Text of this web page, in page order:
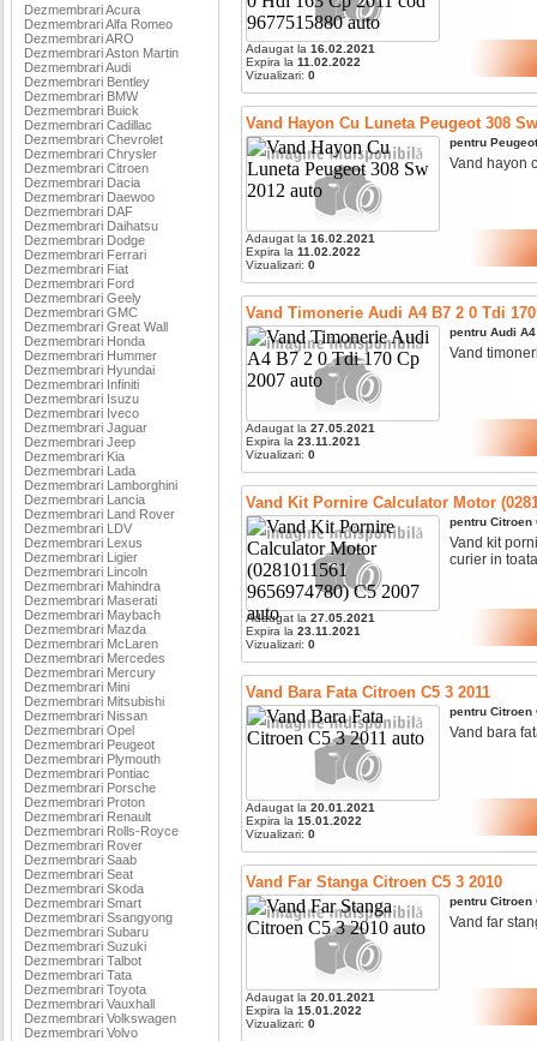
Dezmembrari Acura
Dezmembrari Alfa Romeo
Dezmembrari ARO
Dezmembrari Aston Martin
Dezmembrari Audi
Dezmembrari Bentley
Dezmembrari BMW
Dezmembrari Buick
Dezmembrari Cadillac
Dezmembrari Chevrolet
Dezmembrari Chrysler
Dezmembrari Citroen
Dezmembrari Dacia
Dezmembrari Daewoo
Dezmembrari DAF
Dezmembrari Daihatsu
Dezmembrari Dodge
Dezmembrari Ferrari
Dezmembrari Fiat
Dezmembrari Ford
Dezmembrari Geely
Dezmembrari GMC
Dezmembrari Great Wall
Dezmembrari Honda
Dezmembrari Hummer
Dezmembrari Hyundai
Dezmembrari Infiniti
Dezmembrari Isuzu
Dezmembrari Iveco
Dezmembrari Jaguar
Dezmembrari Jeep
Dezmembrari Kia
Dezmembrari Lada
Dezmembrari Lamborghini
Dezmembrari Lancia
Dezmembrari Land Rover
Dezmembrari LDV
Dezmembrari Lexus
Dezmembrari Ligier
Dezmembrari Lincoln
Dezmembrari Mahindra
Dezmembrari Maserati
Dezmembrari Maybach
Dezmembrari Mazda
Dezmembrari McLaren
Dezmembrari Mercedes
Dezmembrari Mercury
Dezmembrari Mini
Dezmembrari Mitsubishi
Dezmembrari Nissan
Dezmembrari Opel
Dezmembrari Peugeot
Dezmembrari Plymouth
Dezmembrari Pontiac
Dezmembrari Porsche
Dezmembrari Proton
Dezmembrari Renault
Dezmembrari Rolls-Royce
Dezmembrari Rover
Dezmembrari Saab
Dezmembrari Seat
Dezmembrari Skoda
Dezmembrari Smart
Dezmembrari Ssangyong
Dezmembrari Subaru
Dezmembrari Suzuki
Dezmembrari Talbot
Dezmembrari Tata
Dezmembrari Toyota
Dezmembrari Vauxhall
Dezmembrari Volkswagen
Dezmembrari Volvo
Adaugat la 16.02.2021
Expira la 11.02.2022
Vizualizari: 0
Vand Hayon Cu Luneta Peugeot 308
Adaugat la 16.02.2021
Expira la 11.02.2022
Vizualizari: 0
pentru Peugeot
Vand hayon
Vand Timonerie Audi A4 B7 2 0 Tdi 170
Adaugat la 27.05.2021
Expira la 23.11.2021
Vizualizari: 0
pentru Audi A4
Vand
Vand Kit Pornire Calculator Motor
Adaugat la 27.05.2021
Expira la 23.11.2021
Vizualizari: 0
pentru Citroen
Vand kit
curier in
Vand Bara Fata Citroen C5 3 2011
Adaugat la 20.01.2021
Expira la 15.01.2022
Vizualizari: 0
pentru Citroen
Vand bara
Vand Far Stanga Citroen C5 3 2010
Adaugat la 20.01.2021
Expira la 15.01.2022
Vizualizari: 0
pentru Citroen
Vand far